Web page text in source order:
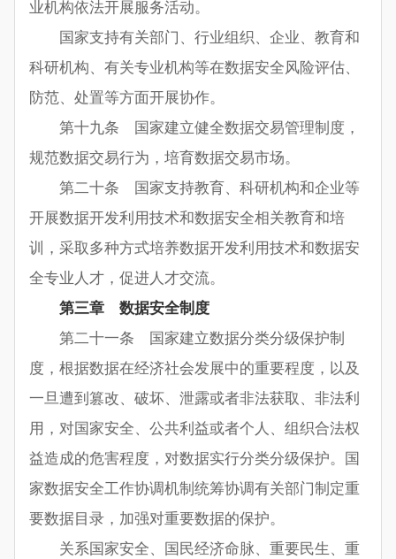
业机构依法开展服务活动。
国家支持有关部门、行业组织、企业、教育和
科研机构、有关专业机构等在数据安全风险评估、
防范、处置等方面开展协作。
第十九条 国家建立健全数据交易管理制度，
规范数据交易行为，培育数据交易市场。
第二十条 国家支持教育、科研机构和企业等
开展数据开发利用技术和数据安全相关教育和培
训，采取多种方式培养数据开发利用技术和数据安
全专业人才，促进人才交流。
第三章 数据安全制度
第二十一条 国家建立数据分类分级保护制
度，根据数据在经济社会发展中的重要程度，以及
一旦遭到篡改、破坏、泄露或者非法获取、非法利
用，对国家安全、公共利益或者个人、组织合法权
益造成的危害程度，对数据实行分类分级保护。国
家数据安全工作协调机制统筹协调有关部门制定重
要数据目录，加强对重要数据的保护。
关系国家安全、国民经济命脉、重要民生、重